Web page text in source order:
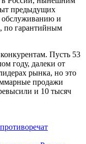
предыдущих
обслуживанию и
по гарантийным
Пусть 53
году, далеки от
рынка, но это
продажи
и 10 тысяч